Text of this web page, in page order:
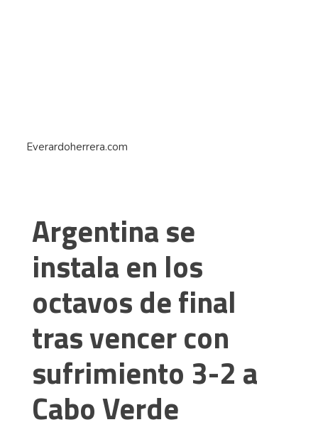
Everardoherrera.com
Argentina se
instala en los
octavos de final
tras vencer con
sufrimiento 3-2 a
Cabo Verde